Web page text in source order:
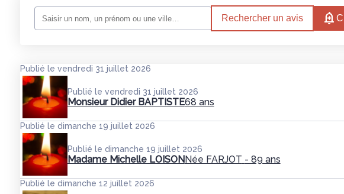
Rechercher un avis
Publié le vendredi 31 juillet 2026
Publié le vendredi 31 juillet 2026
Monsieur Didier BAPTISTE68 ans
Publié le dimanche 19 juillet 2026
Publié le dimanche 19 juillet 2026
Madame Michelle LOISONNée FARJOT - 89 ans
Publié le dimanche 12 juillet 2026